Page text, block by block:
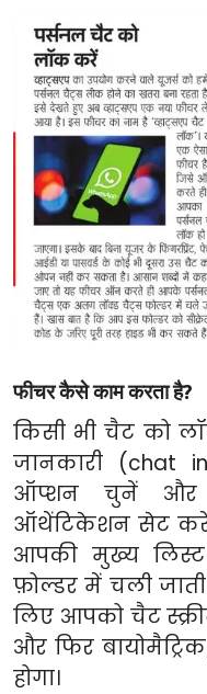
फीचर कैसे काम करता है?
किसी भी चैट को
जानकारी (chat
ऑप्शन चुनें और
ऑथेंटिकेशन सेट
आपकी मुख्य
फ़ोल्डर में चली
लिए आपको चैट
और फिर
होगा।